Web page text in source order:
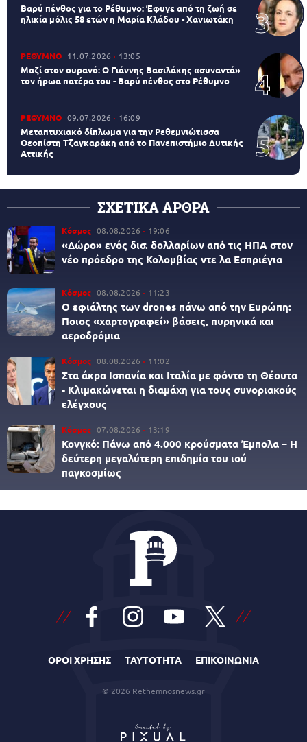
Βαρύ πένθος για το Ρέθυμνο: Έφυγε από τη ζωή σε
ηλικία μόλις 58 ετών η Μαρία Κλάδου - Χανιωτάκη
ΡΕΘΥΜΝΟ 11.07.2026 13:05
Μαζί στον ουρανό: Ο Γιάννης Βασιλάκης «συναντά»
τον ήρωα πατέρα του - Βαρύ πένθος στο Ρέθυμνο
ΡΕΘΥΜΝΟ 09.07.2026 16:09
Μεταπτυχιακό δίπλωμα για την Ρεθεμνιώτισσα
Θεοπίστη Τζαγκαράκη από το Πανεπιστήμιο Δυτικής
Αττικής
ΣΧΕΤΙΚΑ ΑΡΘΡΑ
Κόσμος 08.08.2026 19:06
«Δώρο» ενός δισ. δολλαρίων από τις ΗΠΑ στον
νέο πρόεδρο της Κολομβίας ντε λα Εσπριέγια
Κόσμος 08.08.2026 11:23
Ο εφιάλτης των drones πάνω από την Ευρώπη:
Ποιος «χαρτογραφεί» βάσεις, πυρηνικά και
αεροδρόμια
Κόσμος 08.08.2026 11:02
Στα άκρα Ισπανία και Ιταλία με φόντο τη Θέουτα
- Κλιμακώνεται η διαμάχη για τους συνοριακούς
ελέγχους
Κόσμος 07.08.2026 13:19
Κονγκό: Πάνω από 4.000 κρούσματα Έμπολα – Η
δεύτερη μεγαλύτερη επιδημία του ιού
παγκοσμίως
ΟΡΟΙ ΧΡΗΣΗΣ ΤΑΥΤΟΤΗΤΑ ΕΠΙΚΟΙΝΩΝΙΑ
© 2026 Rethemnosnews.gr